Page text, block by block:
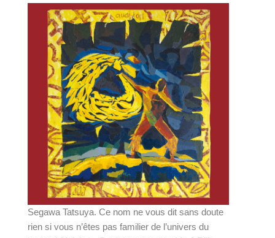
Segawa Tatsuya. Ce nom ne vous dit sans doute
rien si vous n’êtes pas familier de l’univers du